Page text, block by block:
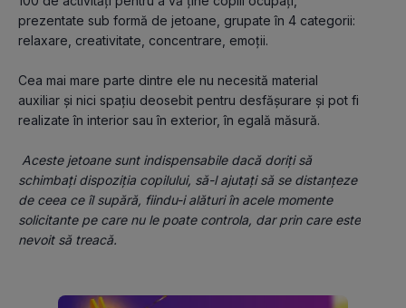
prezentate sub formă de jetoane, grupate în 4 categorii:
relaxare, creativitate, concentrare, emoții.
Cea mai mare parte dintre ele nu necesită material
auxiliar și nici spațiu deosebit pentru desfășurare și pot fi
realizate în interior sau în exterior, în egală măsură.
Aceste jetoane sunt indispensabile dacă doriți să
schimbați dispoziția copilului, să-l ajutați să se distanțeze
de ceea ce îl supără, fiindu-i alături în acele momente
solicitante pe care nu le poate controla, dar prin care este
nevoit să treacă.